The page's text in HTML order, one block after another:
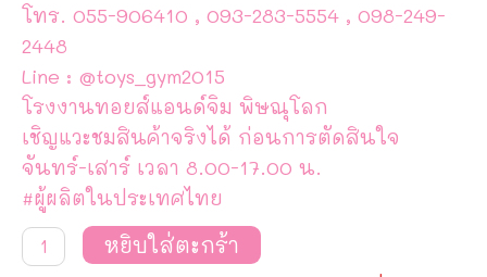
โทร. 055-906410 , 093-283-5554 , 098-249-
2448
Line : @toys_gym2015
โรงงานทอยส์แอนด์จิม พิษณุโลก
เชิญแวะชมสินค้าจริงได้ ก่อนการตัดสินใจ
จันทร์-เสาร์ เวลา 8.00-17.00 น.
#ผู้ผลิตในประเทศไทย
จำนวน
เครื่อง
หยิบใส่ตะกร้า